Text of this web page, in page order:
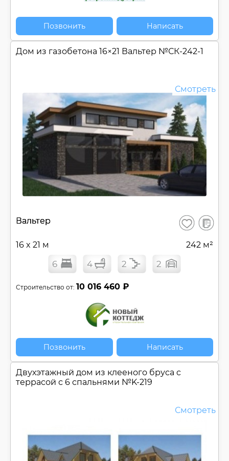
Позвонить Написать
Дом из газобетона 16×21 Вальтер №СК-242-1
Смотреть
Вальтер Сохранить
В
16 x 21 м 242 м²
6 4 2 2
Строительство от: 10 016 460 ₽
Позвонить Написать
Двухэтажный дом из клееного бруса c
террасой с 6 спальнями №K-219
Смотреть